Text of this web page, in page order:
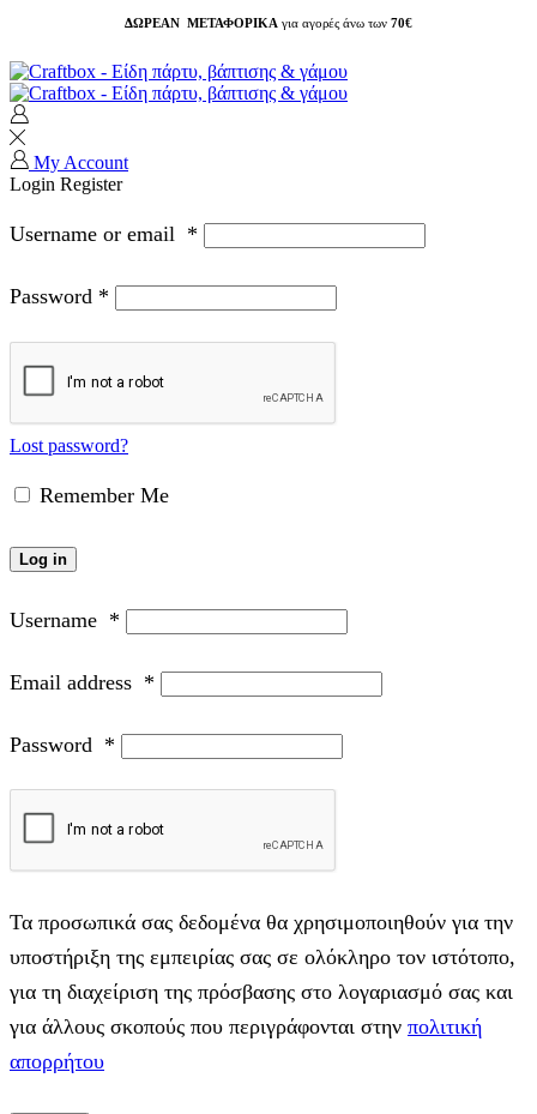
ΔΩΡΕΑΝ ΜΕΤΑΦΟΡΙΚΑ για αγορές άνω των 70€
My Account
Login Register
Username or email *
Password *
Lost password?
Remember Me
Log in
Username *
Email address *
Password *
Τα προσωπικά σας δεδομένα θα χρησιμοποιηθούν για την
υποστήριξη της εμπειρίας σας σε ολόκληρο τον ιστότοπο,
για τη διαχείριση της πρόσβασης στο λογαριασμό σας και
για άλλους σκοπούς που περιγράφονται στην πολιτική
απορρήτου